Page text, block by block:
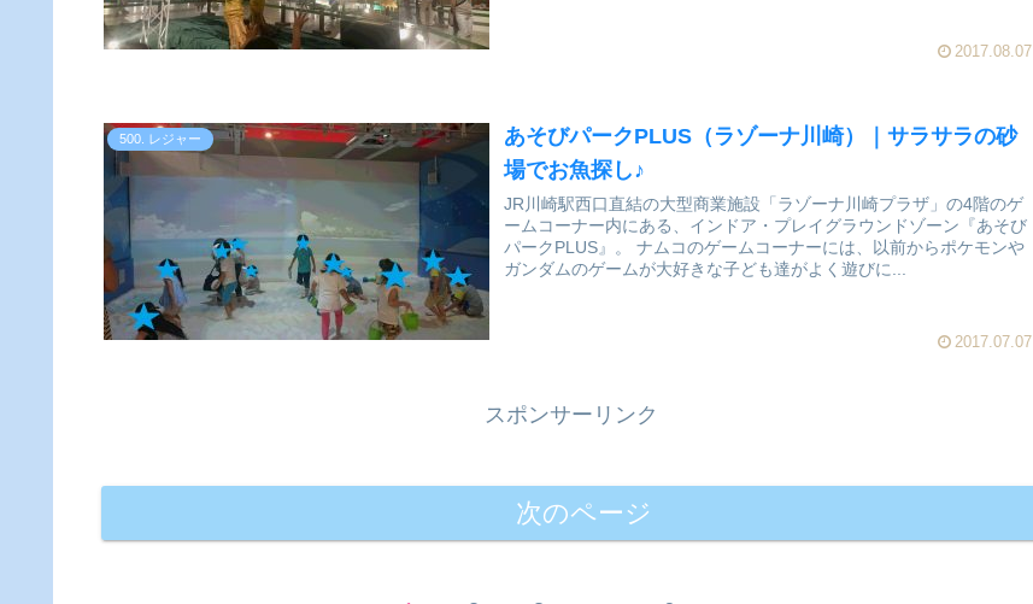
2017.08.07
500. レジャー
あそびパークPLUS（ラゾーナ川崎）｜サラサラの砂
場でお魚探し♪
JR川崎駅西口直結の大型商業施設「ラゾーナ川崎プラザ」の4階のゲ
ームコーナー内にある、インドア・プレイグラウンドゾーン『あそび
パークPLUS』。 ナムコのゲームコーナーには、以前からポケモンや
ガンダムのゲームが大好きな子ども達がよく遊びに...
2017.07.07
スポンサーリンク
次のページ